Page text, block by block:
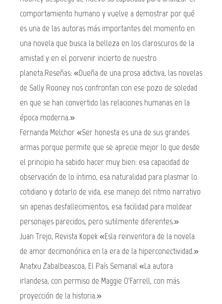
comportamiento humano y vuelve a demostrar por qué
es una de las autoras más importantes del momento en
una novela que busca la belleza en los claroscuros de la
amistad y en el porvenir incierto de nuestro
planeta.Reseñas: «Dueña de una prosa adictiva, las novelas
de Sally Rooney nos confrontan con ese pozo de soledad
en que se han convertido las relaciones humanas en la
época moderna.»
Fernanda Melchor «Ser honesta es una de sus grandes
armas porque permite que se aprecie mejor lo que desde
el principio ha sabido hacer muy bien: esa capacidad de
observación de lo íntimo, esa naturalidad para plasmar lo
cotidiano y dotarlo de vida, ese manejo del ritmo narrativo
sin apenas desfallecimientos, esa facilidad para moldear
personajes parecidos, pero sutilmente diferentes.»
Juan Trejo, Revista Kopek «Esla reinventora de la novela
de amor decimonónica en la era de la hiperconectividad.»
Anatxu Zabalbeascoa, El País Semanal «La autora
irlandesa, con permiso de Maggie O'Farrell, con más
proyección de la historia.»